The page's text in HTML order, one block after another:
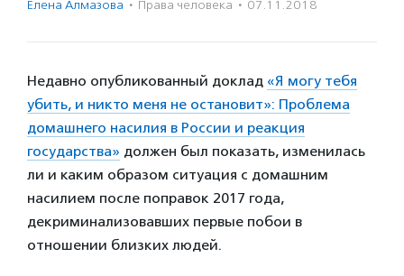
Елена Алмазова · Права человека · 07.11.2018
Недавно опубликованный доклад «Я могу тебя
убить, и никто меня не остановит»: Проблема
домашнего насилия в России и реакция
государства» должен был показать, изменилась
ли и каким образом ситуация с домашним
насилием после поправок 2017 года,
декриминализовавших первые побои в
отношении близких людей.